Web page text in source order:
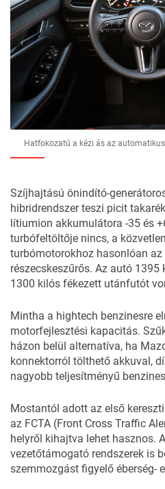
Hatfokozatú a kézi ás az
Szíjhajtású önindító-
hibridrendszer teszi picit
lítiumion akkumulátora -35 és
turbófeltöltője nincs, a
turbómotorokhoz hasonlóan
részecskeszűrős. Az autó
1300 kilós fékezett utánfutót
Mintha a hightech benzinesre
motorfejlesztési kapacitás.
házon belül alternatíva, ha
konnektorról tölthető akkuval,
nagyobb teljesítményű
Mostantól adott az első
az FCTA (Front Cross Traffic
helyről kihajtva lehet hasznos.
vezetőtámogató rendszerek is
szemmozgást figyelő éberség-